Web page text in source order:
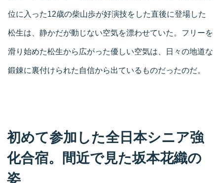
位に入った12歳の柴山歩が好演技をした直後に登場した
松生は、静かだが動じない空気を漂わせていた。フリーを
滑り始めた松生から広がった優しい空気は、日々の地道な
鍛錬に裏付けられた自信から出ているものだったのだ。
初めて参加した全日本シニア強
化合宿。間近で見た坂本花織の
姿